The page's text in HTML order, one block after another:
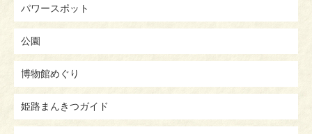
パワースポット
公園
博物館めぐり
姫路まんきつガイド